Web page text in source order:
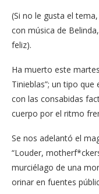
(Si no le gusta el
con música de
feliz).
Ha muerto este
Tinieblas”; un tipo
con las consabidas
cuerpo por el ritmo
Se nos adelantó el
“Louder,
murciélago de una
orinar en fuentes